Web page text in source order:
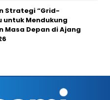
Strategi “Grid-
untuk Mendukung
Masa Depan di Ajang